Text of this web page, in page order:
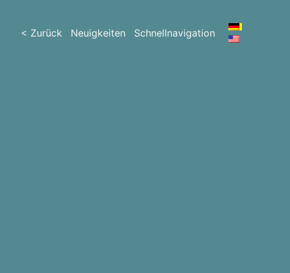
< Zurück Neuigkeiten Schnellnavigation